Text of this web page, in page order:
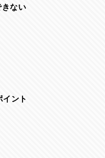
ない
ント